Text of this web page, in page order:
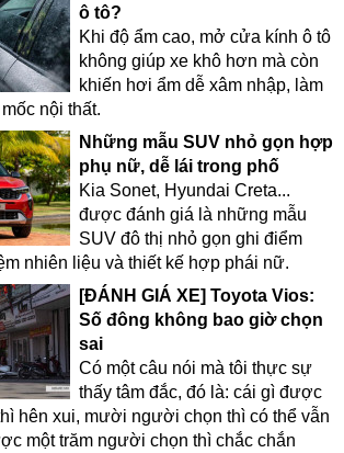
ô tô?
Khi độ ẩm cao, mở cửa kính ô tô
không giúp xe khô hơn mà còn
khiến hơi ẩm dễ xâm nhập, làm
nội thất.
Những mẫu SUV nhỏ gọn hợp
phụ nữ, dễ lái trong phố
Kia Sonet, Hyundai Creta...
được đánh giá là những mẫu
SUV đô thị nhỏ gọn ghi điểm
nhiên liệu và thiết kế hợp phái nữ.
[ĐÁNH GIÁ XE] Toyota Vios:
Số đông không bao giờ chọn
sai
Có một câu nói mà tôi thực sự
thấy tâm đắc, đó là: cái gì được
hên xui, mười người chọn thì có thể vẫn
một trăm người chọn thì chắc chắn